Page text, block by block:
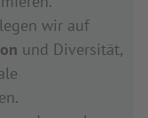
wir auf
und Diversität,